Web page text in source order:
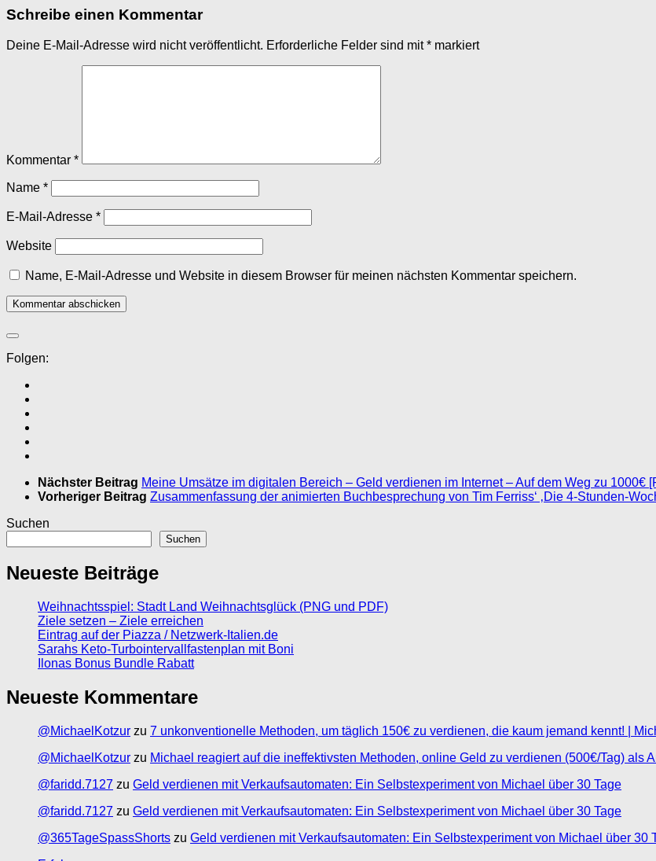
Schreibe einen Kommentar
Deine E-Mail-Adresse wird nicht veröffentlicht. Erforderliche Felder sind mit* markiert
Kommentar *
Name *
E-Mail-Adresse *
Website
Name, E-Mail-Adresse und Website in diesem Browser für meinen nächsten Kommentar speichern.
Folgen:
Nächster Beitrag Meine Umsätze im digitalen Bereich – Geld verdienen im Internet – Auf dem Weg zu 1000€
Vorheriger Beitrag Zusammenfassung der animierten Buchbesprechung von Tim Ferriss‘ ‚Die 4-Stunden-
Suchen
Suchen
Neueste Beiträge
Weihnachtsspiel: Stadt Land Weihnachtsglück (PNG und PDF)
Ziele setzen – Ziele erreichen
Eintrag auf der Piazza / Netzwerk-Italien.de
Sarahs Keto-Turbointervallfastenplan mit Boni
Ilonas Bonus Bundle Rabatt
Neueste Kommentare
@MichaelKotzur zu 7 unkonventionelle Methoden, um täglich 150€ zu verdienen, die kaum jemand kennt! |
@MichaelKotzur zu Michael reagiert auf die ineffektivsten Methoden, online Geld zu verdienen (500€/Tag) als
@faridd.7127 zu Geld verdienen mit Verkaufsautomaten: Ein Selbstexperiment von Michael über 30 Tage
@faridd.7127 zu Geld verdienen mit Verkaufsautomaten: Ein Selbstexperiment von Michael über 30 Tage
@365TageSpassShorts zu Geld verdienen mit Verkaufsautomaten: Ein Selbstexperiment von Michael über 30